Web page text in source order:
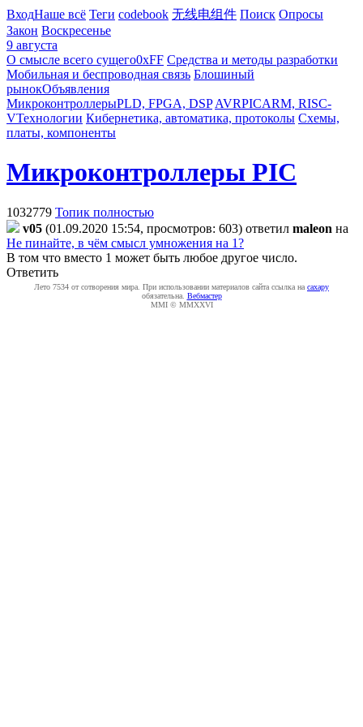
ВходНаше всё Теги codebook 无线电组件 Поиск Опросы
Закон Воскресенье
9 августа
О смысле всего сущего0xFF Средства и методы разработки
Мобильная и беспроводная связь Блошиный
рынокОбъявления
МикроконтроллерыPLD, FPGA, DSP AVRPICARM, RISC-
VТехнологии Кибернетика, автоматика, протоколы Схемы,
платы, компоненты
Микроконтроллеры PIC
1032779 Топик полностью
v05 (01.09.2020 15:54, просмотров: 603) ответил maleon на
Не пинайте, в чём смысл умножения на 1?
В том что вместо 1 может быть любое другое число.
Ответить
Лето 7534 от сотворения мира. При использовании материалов сайта ссылка на caxapу
обязательна. Вебмастер
MMI © MMXXVI